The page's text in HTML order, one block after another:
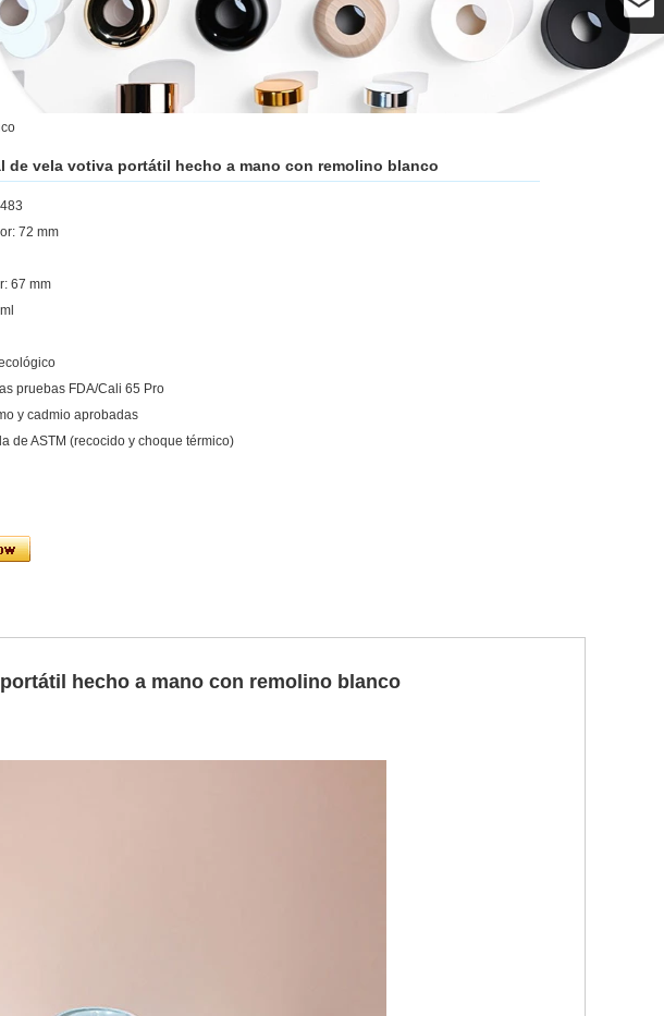
de vela votiva portátil hecho a mano con remolino blanco
72 mm
67 mm
pruebas FDA/Cali 65 Pro
y cadmio aprobadas
de ASTM (recocido y choque térmico)
hecho a mano con remolino blanco